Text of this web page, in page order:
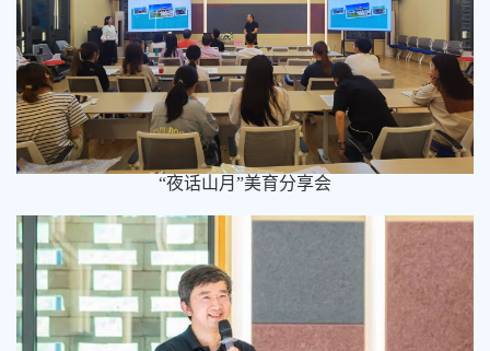
“夜话山月”美育分享会